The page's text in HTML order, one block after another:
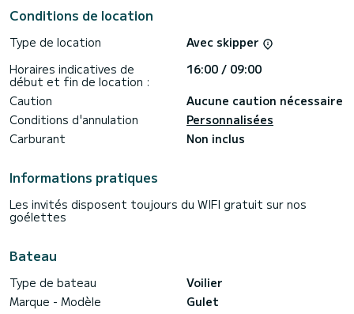
Conditions de location
Type de location
Avec skipper
Horaires indicatives de
début et fin de location :
16:00 / 09:00
Caution
Aucune caution nécessaire
Conditions d'annulation
Personnalisées
Carburant
Non inclus
Informations pratiques
Les invités disposent toujours du WIFI gratuit sur nos
goélettes
Bateau
Type de bateau
Voilier
Marque - Modèle
Gulet